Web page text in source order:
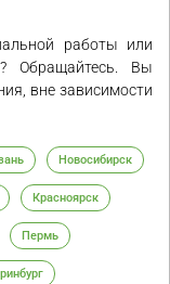
работы или
Обращайтесь. Вы
вне зависимости
Новосибирск
Красноярск
Пермь